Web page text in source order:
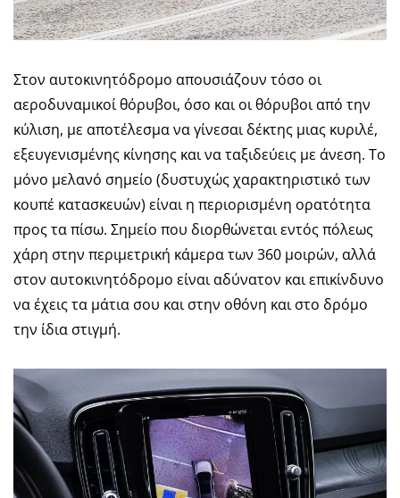
Στον αυτοκινητόδρομο απουσιάζουν τόσο οι
αεροδυναμικοί θόρυβοι, όσο και οι θόρυβοι από την
κύλιση, με αποτέλεσμα να γίνεσαι δέκτης μιας κυριλέ,
εξευγενισμένης κίνησης και να ταξιδεύεις με άνεση. Το
μόνο μελανό σημείο (δυστυχώς χαρακτηριστικό των
κουπέ κατασκευών) είναι η περιορισμένη ορατότητα
προς τα πίσω. Σημείο που διορθώνεται εντός πόλεως
χάρη στην περιμετρική κάμερα των 360 μοιρών, αλλά
στον αυτοκινητόδρομο είναι αδύνατον και επικίνδυνο
να έχεις τα μάτια σου και στην οθόνη και στο δρόμο
την ίδια στιγμή.